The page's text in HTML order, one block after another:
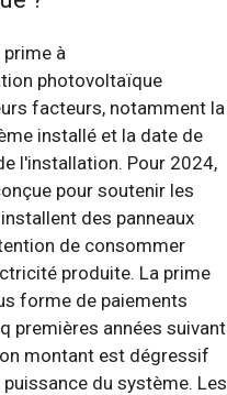
à
photovoltaïque
facteurs, notamment la
installé et la date de
l'installation. Pour 2024,
pour soutenir les
des panneaux
de consommer
produite. La prime
forme de paiements
premières années suivant
montant est dégressif
du système. Les